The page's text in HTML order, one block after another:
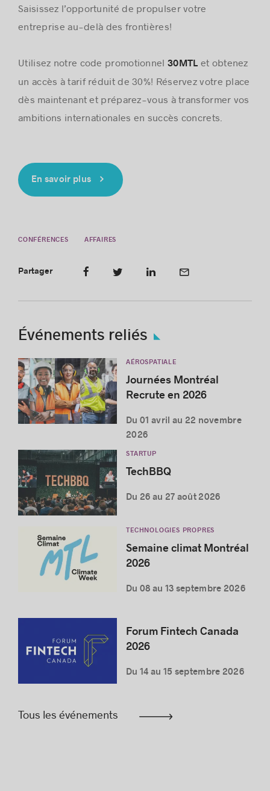
Saisissez l’opportunité de propulser votre
entreprise au-delà des frontières!
Utilisez notre code promotionnel 30MTL et obtenez
un accès à tarif réduit de 30%! Réservez votre place
dès maintenant et préparez-vous à transformer vos
ambitions internationales en succès concrets.
En savoir plus
CONFÉRENCES AFFAIRES
Partager
Événements reliés
AÉROSPATIALE
Journées Montréal
Recrute en 2026
Du 01 avril au 22 novembre
2026
STARTUP
TechBBQ
Du 26 au 27 août 2026
TECHNOLOGIES PROPRES
Semaine climat Montréal
2026
Du 08 au 13 septembre 2026
Forum Fintech Canada
2026
Du 14 au 15 septembre 2026
Tous les événements